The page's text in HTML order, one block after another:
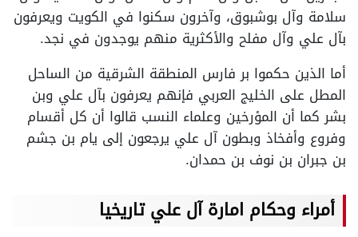
سلامة وآل بوشبوق، وآخرون سكنوا في الكويت ويعرفون
بآل علي وآل مفلح والأكثرية منهم يوجدون في نجد.
أما الذين حكموا بر فارس المنطقة الشرقية من الساحل
المطل على الخليج العربي فإنهم يعرفون بآل علي وبن
بشر كما أن المؤرخين وعلماء النسب قالوا أن كل أقسام
وفروع وأفخاذ وبطون آل علي يرجعون إلى يام بن جشم
بن جبران بن نوف بن حمدان.
أمراء وحكام امارة آل علي تاريخيا